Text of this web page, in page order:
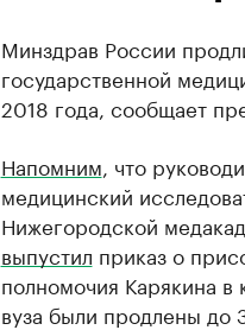
Минздрав России
государственной
2018 года, сообщает
Напомним , что
медицинский
Нижегородской
выпустил приказ о
полномочия Карякина в
вуза были продлены до